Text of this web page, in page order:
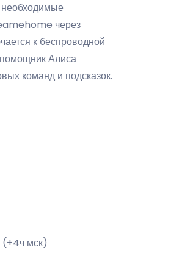
через
к беспроводной
Алиса
команд и подсказок.
(+4ч мск)